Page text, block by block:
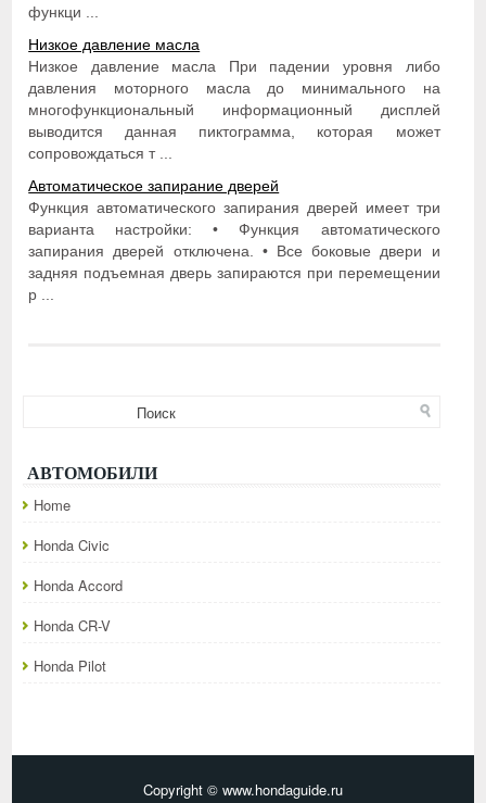
функци ...
Низкое давление масла
Низкое давление масла При падении уровня либо
давления моторного масла до минимального на
многофункциональный информационный дисплей
выводится данная пиктограмма, которая может
сопровождаться т ...
Автоматическое запирание дверей
Функция автоматического запирания дверей имеет три
варианта настройки: • Функция автоматического
запирания дверей отключена. • Все боковые двери и
задняя подъемная дверь запираются при перемещении
р ...
АВТОМОБИЛИ
Home
Honda Civic
Honda Accord
Honda CR-V
Honda Pilot
Copyright © www.hondaguide.ru